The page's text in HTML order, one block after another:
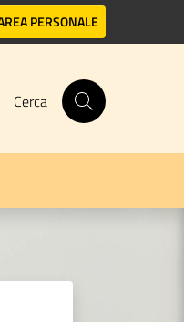
PERSONALE
Cerca